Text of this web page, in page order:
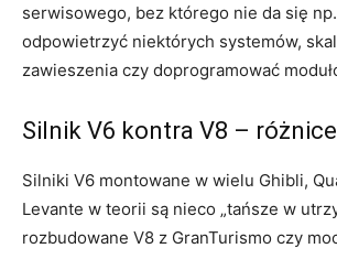
serwisowego, bez którego nie da się
odpowietrzyć niektórych systemów,
zawieszenia czy doprogramować
Silnik V6 kontra V8 –
Silniki V6 montowane w wielu Ghibli,
Levante w teorii są nieco „tańsze w
rozbudowane V8 z GranTurismo czy